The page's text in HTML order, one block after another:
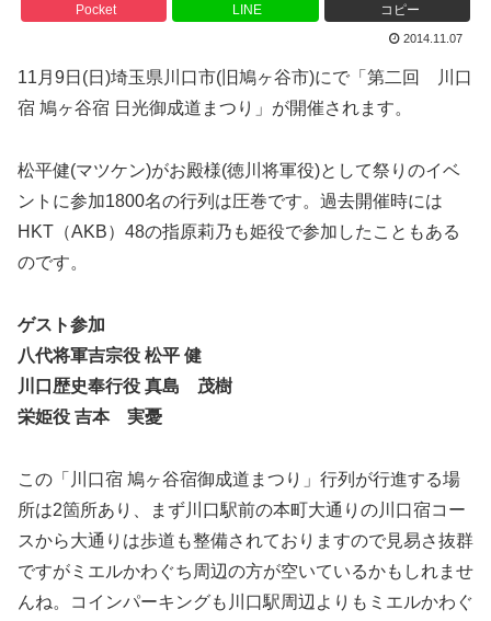
Pocket LINE コピー
2014.11.07
11月9日(日)埼玉県川口市(旧鳩ヶ谷市)にで「第二回 川口
宿 鳩ヶ谷宿 日光御成道まつり」が開催されます。
松平健(マツケン)がお殿様(徳川将軍役)として祭りのイベ
ントに参加1800名の行列は圧巻です。過去開催時には
HKT（AKB）48の指原莉乃も姫役で参加したこともある
のです。
ゲスト参加
八代将軍吉宗役 松平 健
川口歴史奉行役 真島 茂樹
栄姫役 吉本 実憂
この「川口宿 鳩ヶ谷宿御成道まつり」行列が行進する場
所は2箇所あり、まず川口駅前の本町大通りの川口宿コー
スから大通りは歩道も整備されておりますので見易さ抜群
ですがミエルかわぐち周辺の方が空いているかもしれませ
んね。コインパーキングも川口駅周辺よりもミエルかわぐ